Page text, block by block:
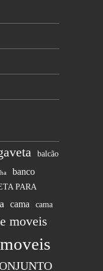
balcão
banco
PARA
cama cama
moveis